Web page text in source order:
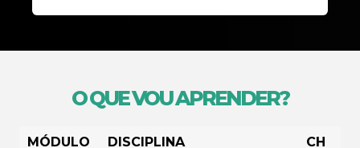
Se por algum motivo você quiser
O QUE VOU APRENDER?
MÓDULO DISCIPLINA CH